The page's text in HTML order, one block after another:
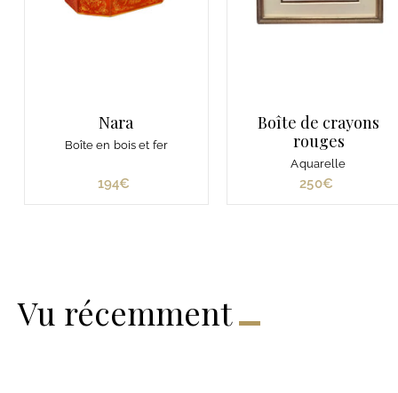
Nara
Boîte en bois et fer
194€
Boîte de crayons
rouges
Aquarelle
250€
Vu récemment